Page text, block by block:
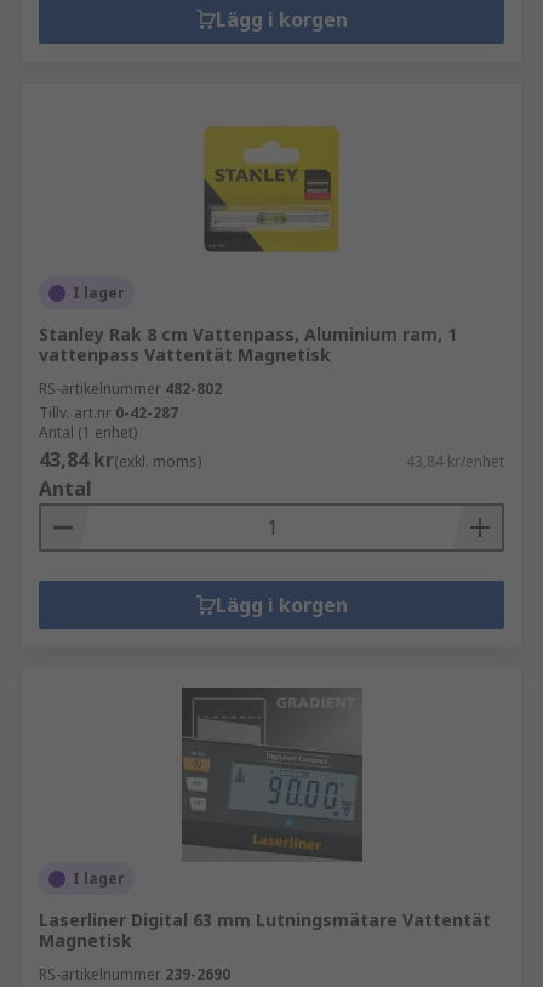
Lägg i korgen
I lager
Stanley Rak 8 cm Vattenpass, Aluminium ram, 1
vattenpass Vattentät Magnetisk
RS-artikelnummer 482-802
Tillv. art.nr 0-42-287
Antal (1 enhet)
43,84 kr(exkl. moms) 43,84 kr/enhet
Antal
Lägg i korgen
I lager
Laserliner Digital 63 mm Lutningsmätare Vattentät
Magnetisk
RS-artikelnummer 239-2690